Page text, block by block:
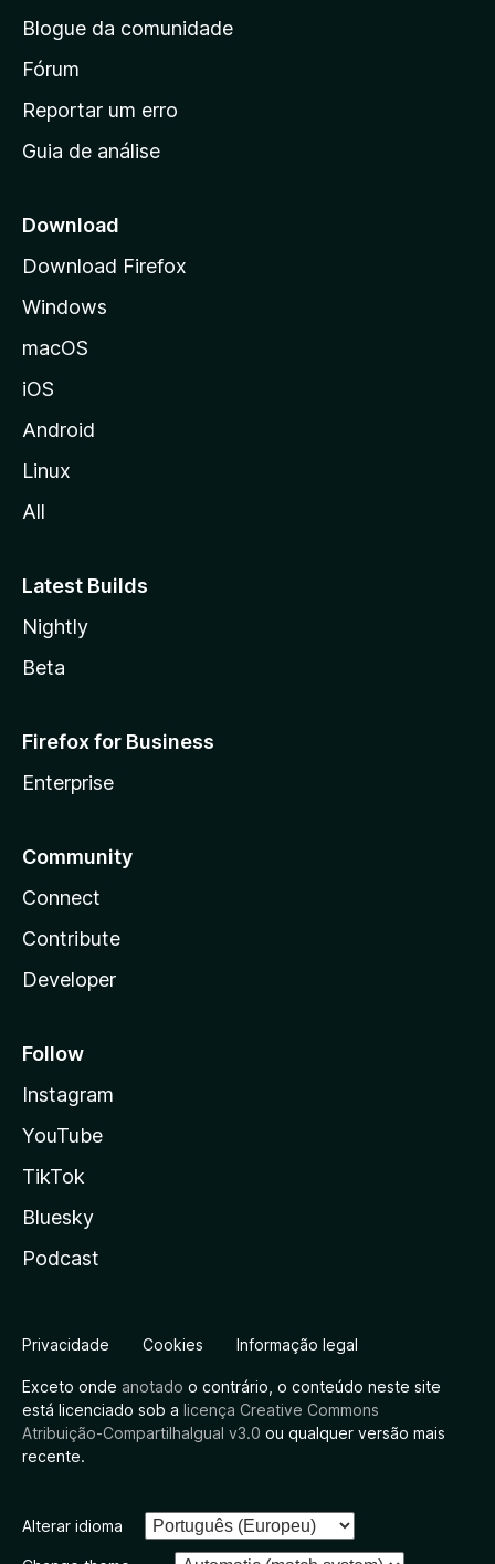
a
i
n
c
a
d
a
z
i
a
Blogue da comunidade
Fórum
Reportar um erro
Guia de análise
Download
Download Firefox
Windows
macOS
iOS
Android
Linux
All
Latest Builds
Nightly
Beta
Firefox for Business
Enterprise
Community
Connect
Contribute
Developer
Follow
Instagram
YouTube
TikTok
Bluesky
Podcast
Privacidade Cookies Informação legal
Exceto onde anotado o contrário, o conteúdo neste site
está licenciado sob a licença Creative Commons
Atribuição-CompartilhaIgual v3.0 ou qualquer versão mais
recente.
Alterar idioma